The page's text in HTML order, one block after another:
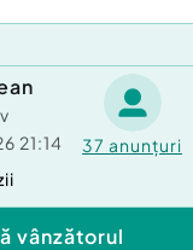
21:14 37 anunțuri
vânzătorul